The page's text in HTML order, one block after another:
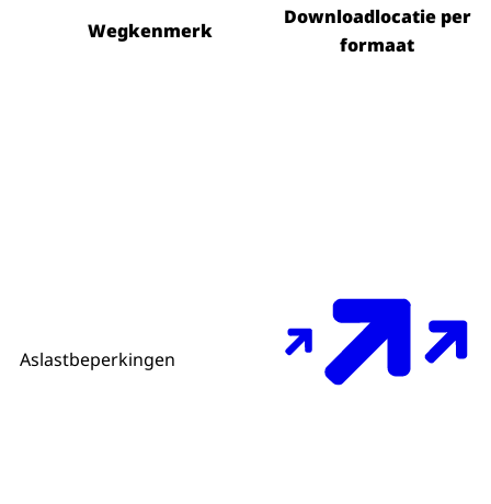
Wegkenmerk
Downloadlocatie per
formaat
Aslastbeperkingen